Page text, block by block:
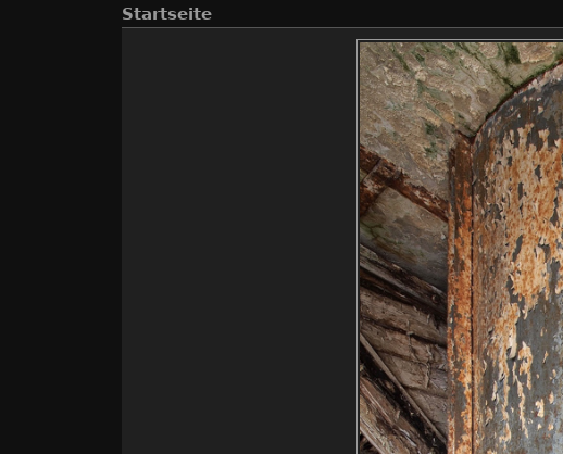
Startseite